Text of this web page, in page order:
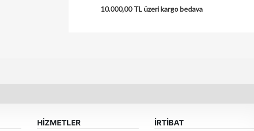
10.000,00 TL üzeri kargo bedava
HİZMETLER İRTİBAT